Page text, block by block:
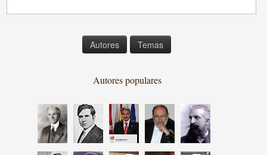
Autores Temas
Autores populares